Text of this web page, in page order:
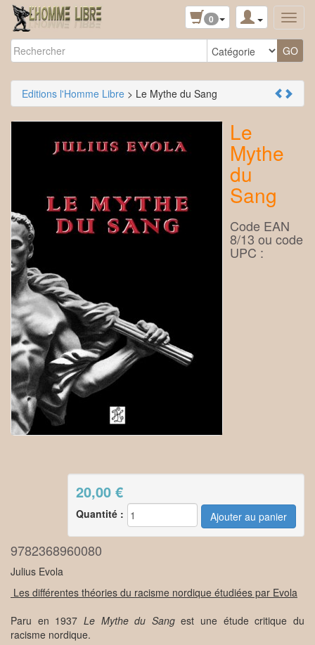
0
Editions l'Homme Libre > Le Mythe du Sang
Le
Mythe
du
Sang
20,00 €
Quantité :
Code EAN
8/13 ou code
UPC :
9782368960080
Julius Evola
Les différentes théories du racisme nordique étudiées par Evola
Paru en 1937 Le Mythe du Sangest une étude critique du
racisme nordique.